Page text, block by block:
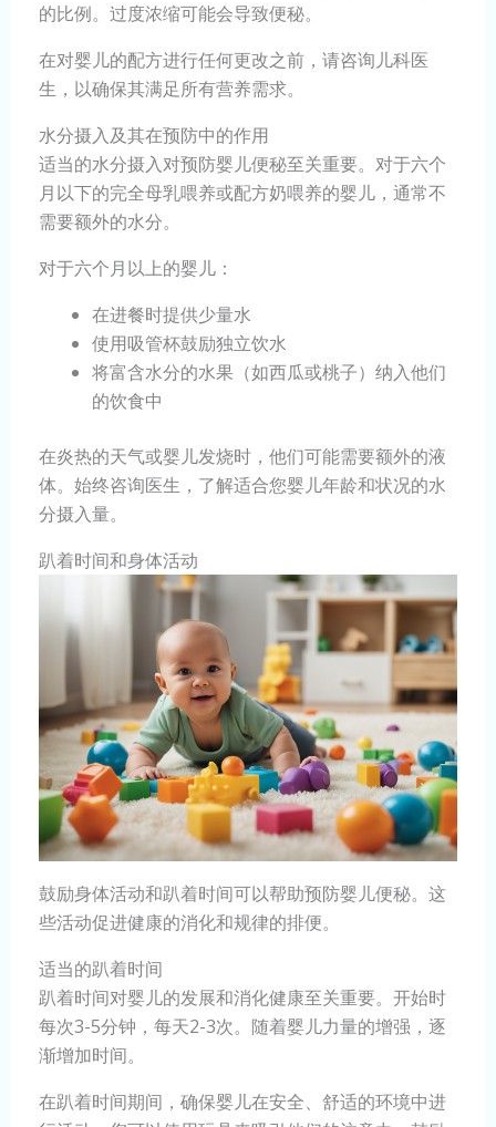
的比例。过度浓缩可能会导致便秘。
在对婴儿的配方进行任何更改之前，请咨询儿科医
生，以确保其满足所有营养需求。
水分摄入及其在预防中的作用
适当的水分摄入对预防婴儿便秘至关重要。对于六个
月以下的完全母乳喂养或配方奶喂养的婴儿，通常不
需要额外的水分。
对于六个月以上的婴儿：
在进餐时提供少量水
使用吸管杯鼓励独立饮水
将富含水分的水果（如西瓜或桃子）纳入他们
的饮食中
在炎热的天气或婴儿发烧时，他们可能需要额外的液
体。始终咨询医生，了解适合您婴儿年龄和状况的水
分摄入量。
趴着时间和身体活动
鼓励身体活动和趴着时间可以帮助预防婴儿便秘。这
些活动促进健康的消化和规律的排便。
适当的趴着时间
趴着时间对婴儿的发展和消化健康至关重要。开始时
每次3-5分钟，每天2-3次。随着婴儿力量的增强，逐
渐增加时间。
在趴着时间期间，确保婴儿在安全、舒适的环境中进